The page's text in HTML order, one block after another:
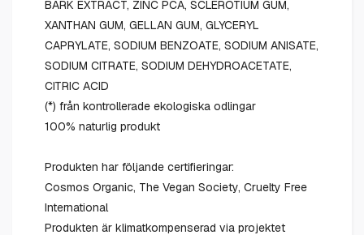
BARK EXTRACT, ZINC PCA, SCLEROTIUM GUM,
XANTHAN GUM, GELLAN GUM, GLYCERYL
CAPRYLATE, SODIUM BENZOATE, SODIUM ANISATE,
SODIUM CITRATE, SODIUM DEHYDROACETATE,
CITRIC ACID
(*) från kontrollerade ekologiska odlingar
100% naturlig produkt
Produkten har följande certifieringar:
Cosmos Organic, The Vegan Society, Cruelty Free
International
Produkten är klimatkompenserad via projektet